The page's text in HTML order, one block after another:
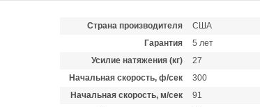
Страна производителя
США
Гарантия
5 лет
Усилие натяжения (кг)
27
Начальная скорость, ф/сек
300
Начальная скорость, м/сек
91